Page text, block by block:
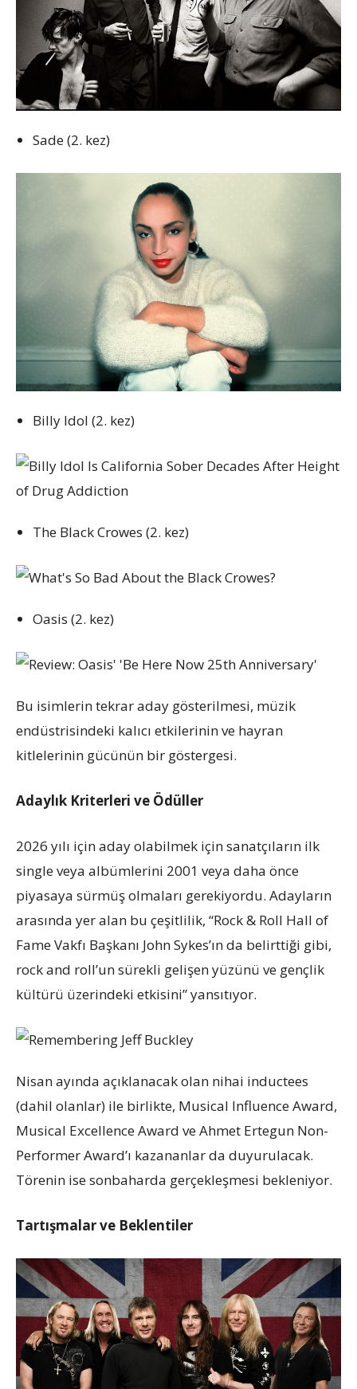
Sade (2. kez)
Billy Idol (2. kez)
The Black Crowes (2. kez)
Oasis (2. kez)
Bu isimlerin tekrar aday gösterilmesi, müzik
endüstrisindeki kalıcı etkilerinin ve hayran
kitlelerinin gücünün bir göstergesi.
Adaylık Kriterleri ve Ödüller
2026 yılı için aday olabilmek için sanatçıların ilk
single veya albümlerini 2001 veya daha önce
piyasaya sürmüş olmaları gerekiyordu. Adayların
arasında yer alan bu çeşitlilik, “Rock & Roll Hall of
Fame Vakfı Başkanı John Sykes’ın da belirttiği gibi,
rock and roll’un sürekli gelişen yüzünü ve gençlik
kültürü üzerindeki etkisini” yansıtıyor.
Nisan ayında açıklanacak olan nihai inductees
(dahil olanlar) ile birlikte, Musical Influence Award,
Musical Excellence Award ve Ahmet Ertegun Non-
Performer Award’ı kazananlar da duyurulacak.
Törenin ise sonbaharda gerçekleşmesi bekleniyor.
Tartışmalar ve Beklentiler